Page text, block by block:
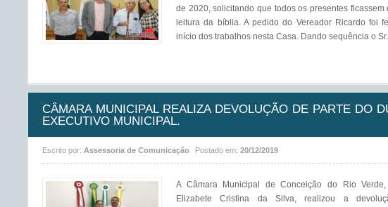
de 2020, solicitando que todos os presentes
leitura da bíblia. A pedido do Vereador Ricardo foi
início dos trabalhos nesta Casa. Dando sequência o
CÂMARA MUNICIPAL REALIZA DEVOLUÇÃO DE PARTE DO
EXECUTIVO MUNICIPAL.
Escrito por: Assessoria de Comunicação Postado em: 20/12/2019
A Câmara Municipal de Conceição do Rio
Elizabete Cristina da Silva, realizou a